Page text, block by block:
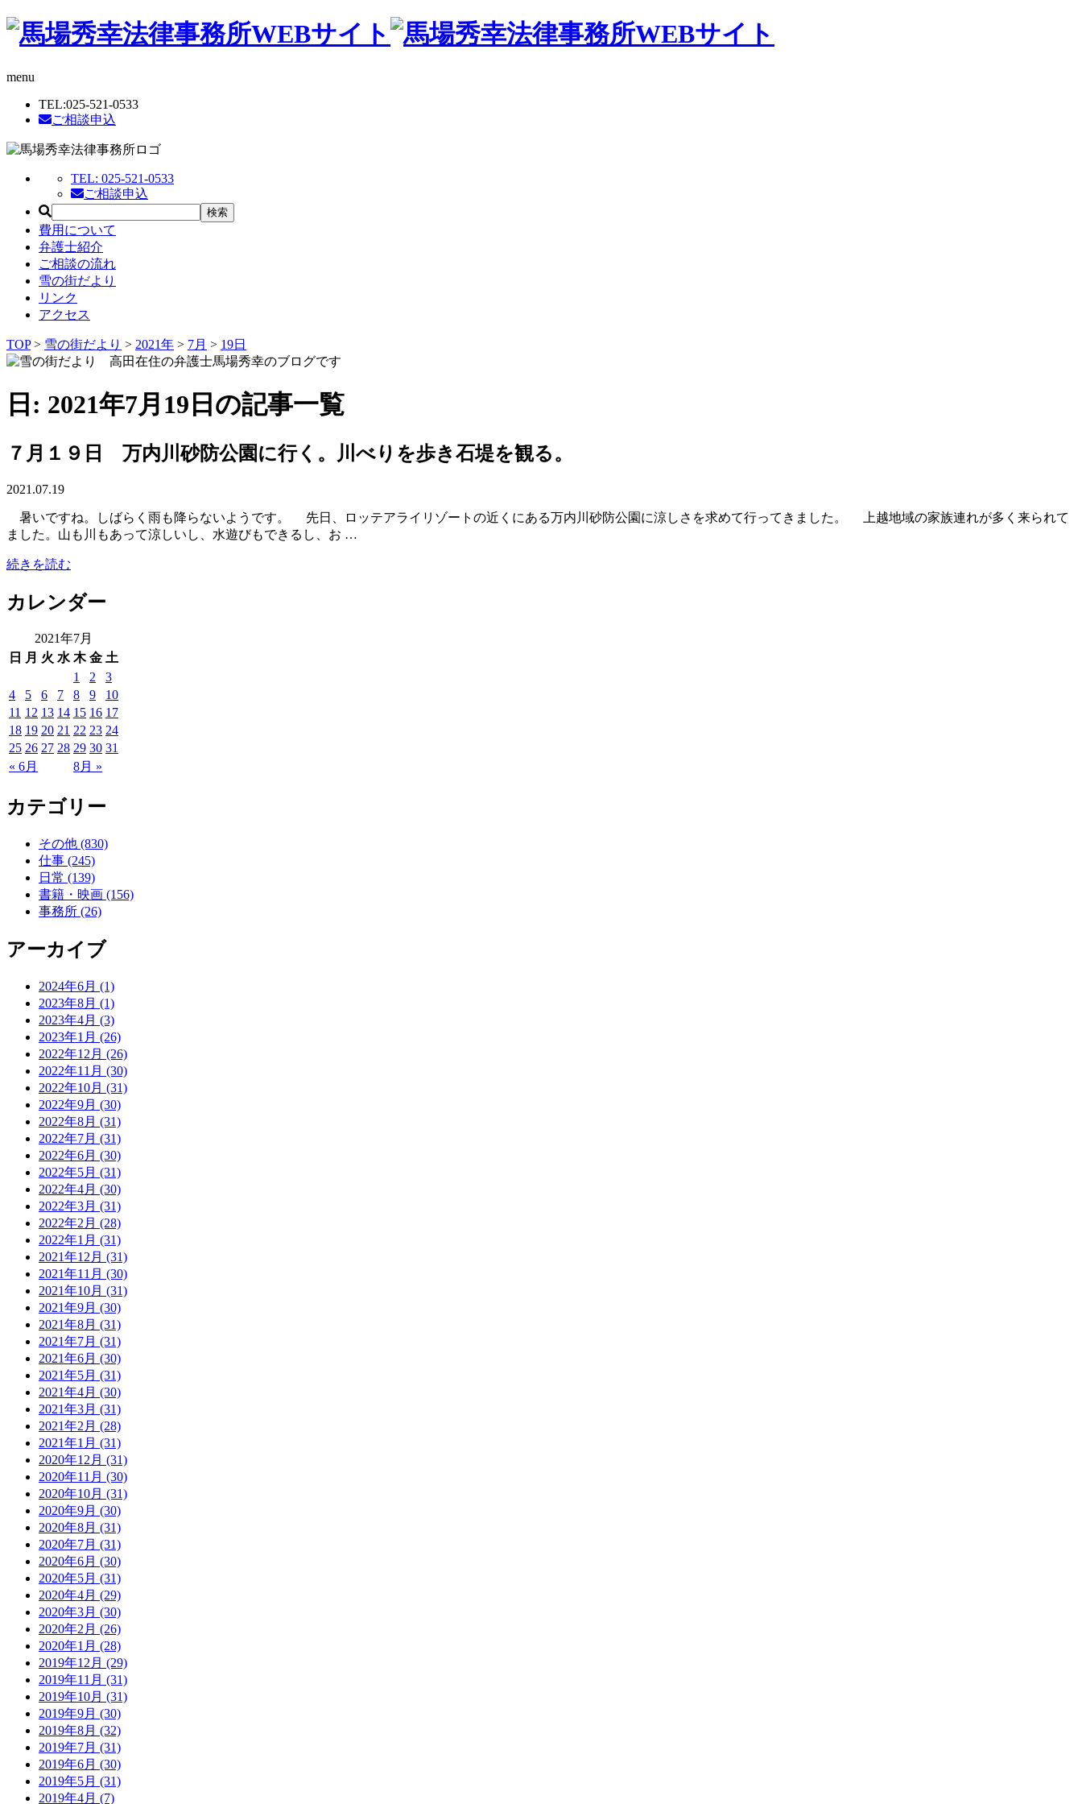
menu
TEL:025-521-0533
ご相談申込
TEL: 025-521-0533
ご相談申込
費用について
弁護士紹介
ご相談の流れ
雪の街だより
リンク
アクセス
TOP> 雪の街だより > 2021年 > 7月 > 19日
日: 2021年7月19日の記事一覧
７月１９日 万内川砂防公園に行く。川べりを歩き石堤を観る。
2021.07.19
暑いですね。しばらく雨も降らないようです。 先日、ロッテアライリゾートの近くにある万内川砂防公園に涼しさを求めて行ってきました。 上越地域の家族連れが多く来られて
ました。山も川もあって涼しいし、水遊びもできるし、お …
続きを読む
カレンダー
2021年7月
日 月 火 水 木 金 土
« 6月 8月 »
1 2
3
4
5 6 7 8 9
10
11 12 13 14 15 16 17
18 19 20 21 22 23 24
25 26 27 28 29 30 31
カテゴリー
その他 (830)
仕事 (245)
日常 (139)
書籍・映画 (156)
事務所 (26)
アーカイブ
2024年6月 (1)
2023年8月 (1)
2023年4月 (3)
2023年1月 (26)
2022年12月 (26)
2022年11月 (30)
2022年10月 (31)
2022年9月 (30)
2022年8月 (31)
2022年7月 (31)
2022年6月 (30)
2022年5月 (31)
2022年4月 (30)
2022年3月 (31)
2022年2月 (28)
2022年1月 (31)
2021年12月 (31)
2021年11月 (30)
2021年10月 (31)
2021年9月 (30)
2021年8月 (31)
2021年7月 (31)
2021年6月 (30)
2021年5月 (31)
2021年4月 (30)
2021年3月 (31)
2021年2月 (28)
2021年1月 (31)
2020年12月 (31)
2020年11月 (30)
2020年10月 (31)
2020年9月 (30)
2020年8月 (31)
2020年7月 (31)
2020年6月 (30)
2020年5月 (31)
2020年4月 (29)
2020年3月 (30)
2020年2月 (26)
2020年1月 (28)
2019年12月 (29)
2019年11月 (31)
2019年10月 (31)
2019年9月 (30)
2019年8月 (32)
2019年7月 (31)
2019年6月 (30)
2019年5月 (31)
2019年4月 (7)